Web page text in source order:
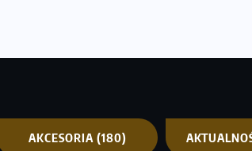
AKCESORIA (180)